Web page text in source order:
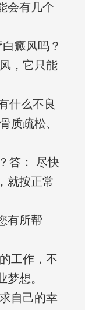
会有几个
癜风吗？
，它只能
什么不良
质疏松、
答： 尽快
就按正常
有所帮
工作，不
想。
自己的幸